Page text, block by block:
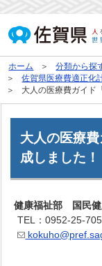
ホーム 分類から探
佐賀県医療費適正化
大人の医療費ガイド
大人の医療
成しました！
健康福祉部 国民健
TEL：0952-25-